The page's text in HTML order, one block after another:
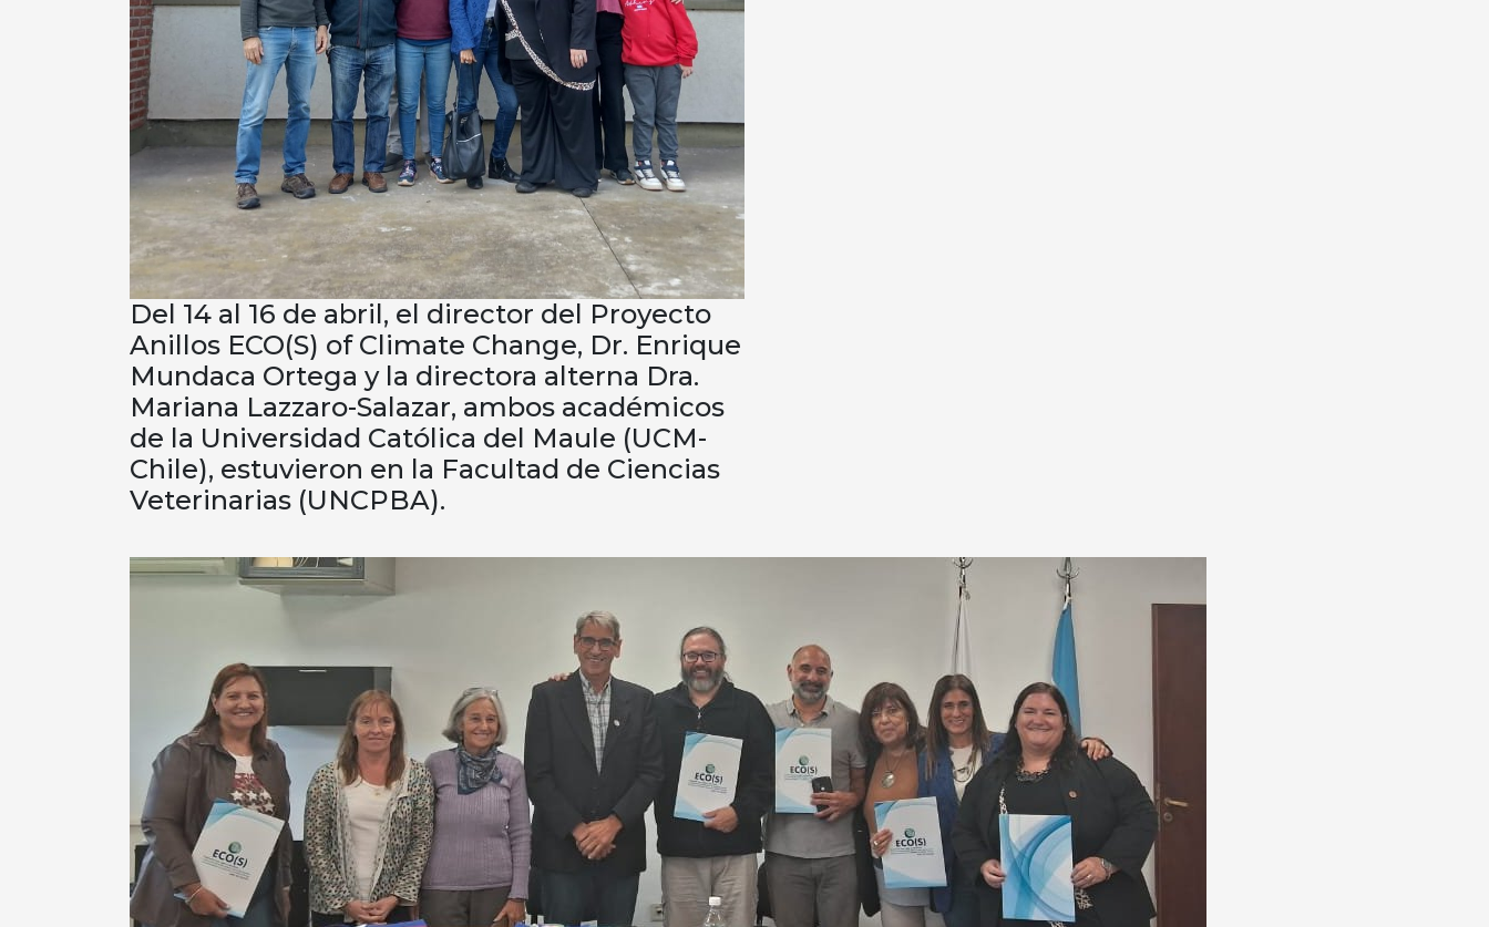
Del 14 al 16 de abril, el director del Proyecto
Anillos ECO(S) of Climate Change, Dr. Enrique
Mundaca Ortega y la directora alterna Dra.
Mariana Lazzaro-Salazar, ambos académicos
de la Universidad Católica del Maule (UCM-
Chile), estuvieron en la Facultad de Ciencias
Veterinarias (UNCPBA).